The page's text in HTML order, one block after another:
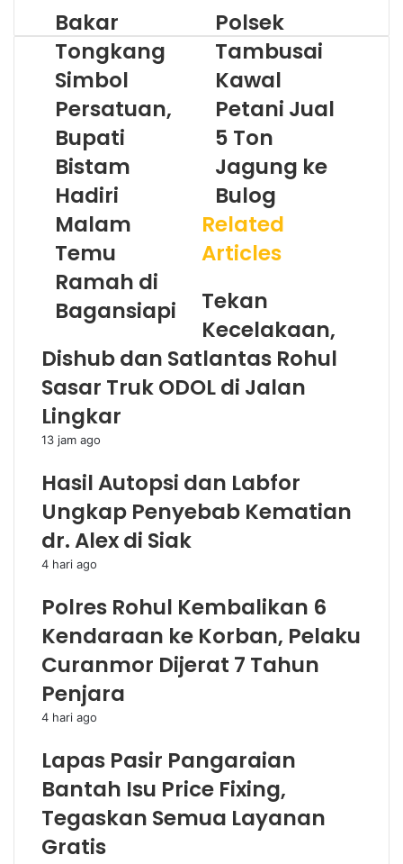
Bakar
Tongkang
Simbol
Persatuan,
Bupati
Bistam
Hadiri
Malam
Temu
Ramah di
Bagansiapi
Polsek
Tambusai
Kawal
Petani Jual
5 Ton
Jagung ke
Bulog
Related
Articles
Tekan
Kecelakaan,
Dishub dan Satlantas Rohul
Sasar Truk ODOL di Jalan
Lingkar
13 jam ago
Hasil Autopsi dan Labfor
Ungkap Penyebab Kematian
dr. Alex di Siak
4 hari ago
Polres Rohul Kembalikan 6
Kendaraan ke Korban, Pelaku
Curanmor Dijerat 7 Tahun
Penjara
4 hari ago
Lapas Pasir Pangaraian
Bantah Isu Price Fixing,
Tegaskan Semua Layanan
Gratis